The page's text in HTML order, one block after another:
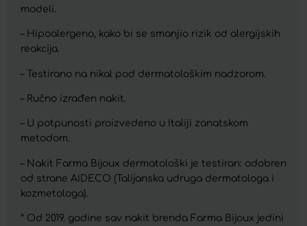
modeli.
– Hipoalergeno, kako bi se smanjio rizik od alergijskih
reakcija.
– Testirano na nikal pod dermatološkim nadzorom.
– Ručno izrađen nakit.
– U potpunosti proizvedeno u Italiji zanatskom
metodom.
– Nakit Farma Bijoux dermatološki je testiran: odobren
od strane AIDECO (Talijanska udruga dermatologa i
kozmetologa).
* Od 2019. godine sav nakit brenda Farma Bijoux jedini